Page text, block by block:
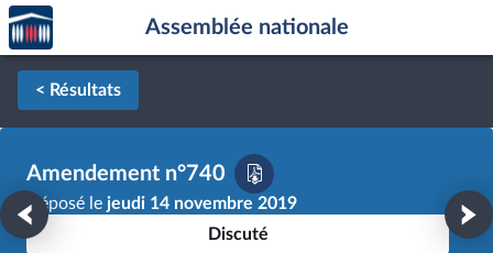
Aller au contenu
Aller en bas de la page
Accèder
à la
page
d'accueil
Assemblée nationale
< Résultats
Amendement n°740
Déposé le jeudi 14 novembre 2019
Discuté